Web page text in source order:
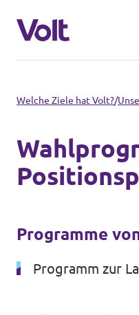
Volt in Bayern
Lokale Teams
Volt in
Programm
Menschen
Welche Ziele hat Volt?/
Programme
Programm zur